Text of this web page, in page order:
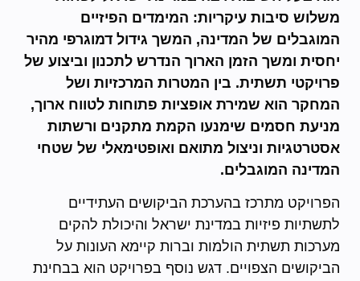
משלוש סיבות עיקריות: המימדים הפיזיים
המוגבלים של המדינה, המשך גידול דמוגרפי מהיר
יחסית ומשך הזמן הארוך הנדרש לתכנון וביצוע של
פרויקטי תשתית. בין המטרות המרכזיות ושל
המחקר הוא שמירת אופציות פתוחות לטווח ארוך,
מניעת חסמים שימנעו הקמת מתקנים ורשתות
אסטרטגיות וניצול מתואם ואופטימאלי של שטחי
המדינה המוגבלים.
הפרויקט מתרכז בהערכת הביקושים העתידיים
לתשתיות פיזיות במדינת ישראל והיכולת להקים
מערכות תשתית הולמות וברות קיימא העונות על
הביקושים הצפויים. דגש נוסף בפרויקט הוא בבחינת